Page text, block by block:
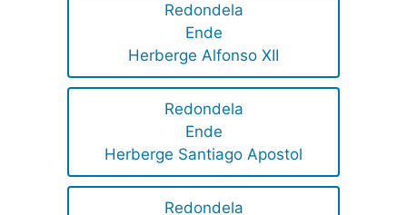
Redondela
Ende
Herberge Alfonso XII
Redondela
Ende
Herberge Santiago Apostol
Redondela